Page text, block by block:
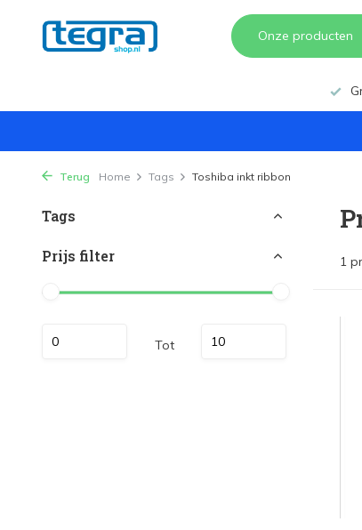
Onze producten
Terug Home Tags Toshiba inkt ribbon
Tags
Prijs filter
Tot
1